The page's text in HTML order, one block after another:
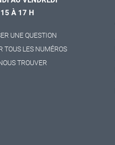
À 17 H
UNE QUESTION
TOUS LES NUMÉROS
TROUVER